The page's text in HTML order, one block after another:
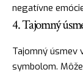
negatívne
4. Tajomný
Tajomný úsmev
symbolom.